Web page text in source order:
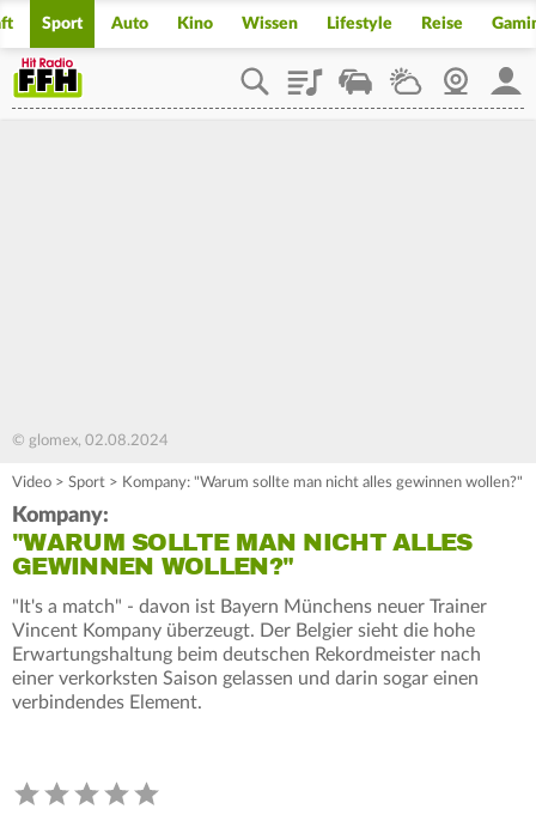
Sport Auto Kino Wissen Lifestyle Reise
PlaylistStaupilotWetterWebcam
© glomex, 02.08.2024
Video > Sport > Kompany: "Warum sollte man nicht alles gewinnen wollen?"
Kompany:
"WARUM SOLLTE MAN NICHT ALLES
GEWINNEN WOLLEN?"
"It's a match" - davon ist Bayern Münchens neuer Trainer
Vincent Kompany überzeugt. Der Belgier sieht die hohe
Erwartungshaltung beim deutschen Rekordmeister nach
einer verkorksten Saison gelassen und darin sogar einen
verbindendes Element.